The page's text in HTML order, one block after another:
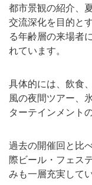
都市景観の紹介、
交流深化を目的と
る年齢層の来場者
れています。
具体的には、飲食
風の夜間ツアー、
ターテインメント
過去の開催回と比
際ビール・フェス
みも一層充実してい